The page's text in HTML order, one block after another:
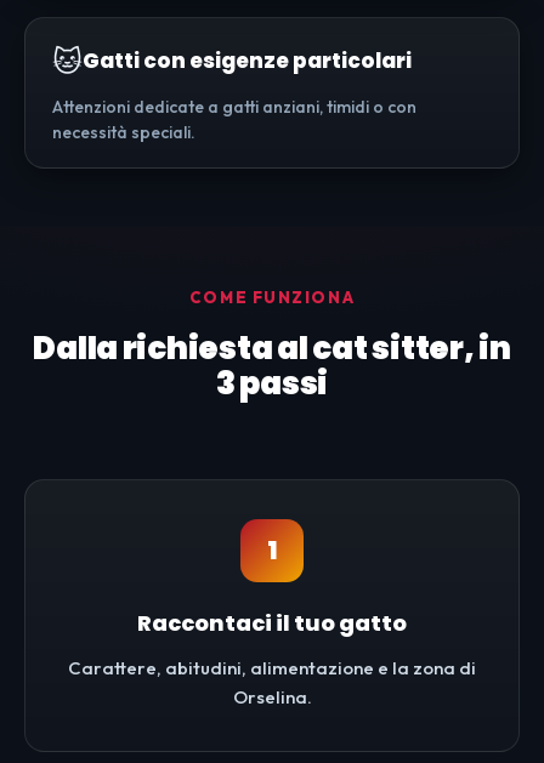
🐱Gatti con esigenze particolari
Attenzioni dedicate a gatti anziani, timidi o con
necessità speciali.
COME FUNZIONA
Dalla richiesta al cat sitter, in
3 passi
1
Raccontaci il tuo gatto
Carattere, abitudini, alimentazione e la zona di
Orselina.